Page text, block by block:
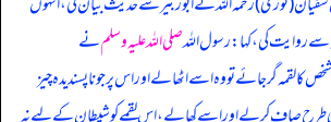
روایت کی، کہا: رسول اللہصلی اللہ علیہ وسلمنے
لقمہ گر جائے تو وہ اسے اٹھا لے اور اس پر جو ناپسندیدہ چیز